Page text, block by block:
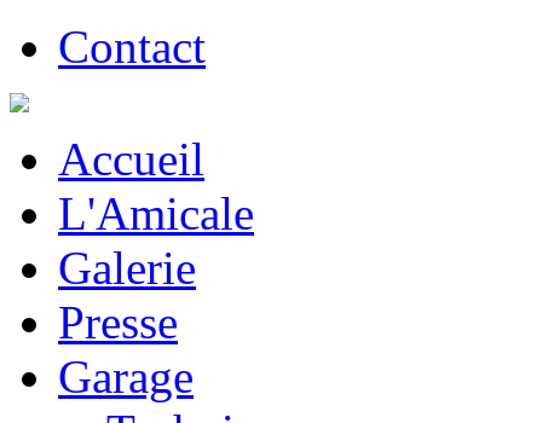
Contact
Accueil
L'Amicale
Galerie
Presse
Garage